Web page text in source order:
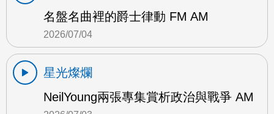
名盤名曲裡的爵士律動 FM AM
2026/07/04
星光燦爛
NeilYoung兩張專集賞析政治與戰爭 AM